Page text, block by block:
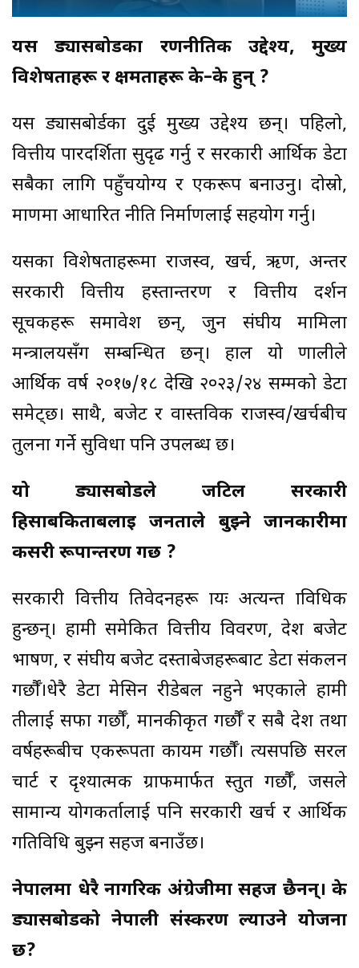
यस ड्यासबोर्डका रणनीतिक उद्देश्य, मुख्य
विशेषताहरू र क्षमताहरू के–के हुन् ?
यस ड्यासबोर्डका दुई मुख्य उद्देश्य छन्। पहिलो,
वित्तीय पारदर्शिता सुदृढ गर्नु र सरकारी आर्थिक डेटा
सबैका लागि पहुँचयोग्य र एकरूप बनाउनु। दोस्रो,
प्रमाणमा आधारित नीति निर्माणलाई सहयोग गर्नु।
यसका विशेषताहरूमा राजस्व, खर्च, ऋण, अन्तर
सरकारी वित्तीय हस्तान्तरण र वित्तीय प्रदर्शन
सूचकहरू समावेश छन्, जुन संघीय मामिला
मन्त्रालयसँग सम्बन्धित छन्। हाल यो प्रणालीले
आर्थिक वर्ष २०१७/१८ देखि २०२३/२४ सम्मको डेटा
समेट्छ। साथै, बजेट र वास्तविक राजस्व/खर्चबीच
तुलना गर्ने सुविधा पनि उपलब्ध छ।
यो ड्यासबोर्डले जटिल सरकारी
हिसाबकिताबलाई जनताले बुझ्ने जानकारीमा
कसरी रूपान्तरण गर्छ ?
सरकारी वित्तीय प्रतिवेदनहरू प्रायः अत्यन्त प्राविधिक
हुन्छन्। हामी समेकित वित्तीय विवरण, प्रदेश बजेट
भाषण, र संघीय बजेट दस्ताबेजहरूबाट डेटा संकलन
गर्छौँ।धेरै डेटा मेसिन रीडेबल नहुने भएकाले हामी
तीलाई सफा गर्छौँ, मानकीकृत गर्छौँ र सबै प्रदेश तथा
वर्षहरूबीच एकरूपता कायम गर्छौँ। त्यसपछि सरल
चार्ट र दृश्यात्मक ग्राफमार्फत प्रस्तुत गर्छौँ, जसले
सामान्य प्रयोगकर्तालाई पनि सरकारी खर्च र आर्थिक
गतिविधि बुझ्न सहज बनाउँछ।
नेपालमा धेरै नागरिक अंग्रेजीमा सहज छैनन्। के
ड्यासबोर्डको नेपाली संस्करण ल्याउने योजना
छ?